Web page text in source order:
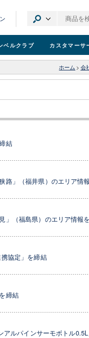
ベルクラブ カスタマーサ
ホーム > 会
結
路」（福井県）のエリア情
」（福島県）のエリア情報
協定」を締結
締結
アルパインサーモボトル